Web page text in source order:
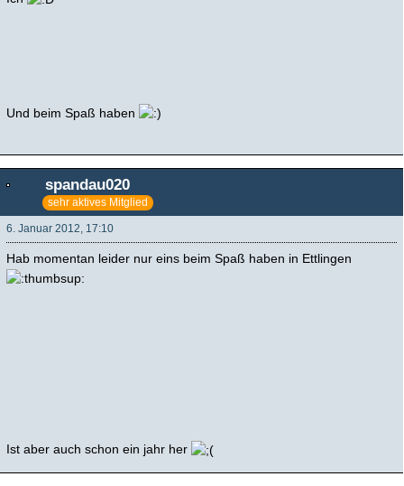
Und beim Spaß haben
spandau020
sehr aktives Mitglied
6. Januar 2012, 17:10
Hab momentan leider nur eins beim Spaß haben in Ettlingen
Ist aber auch schon ein jahr her